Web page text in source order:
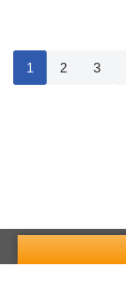
1 2 3